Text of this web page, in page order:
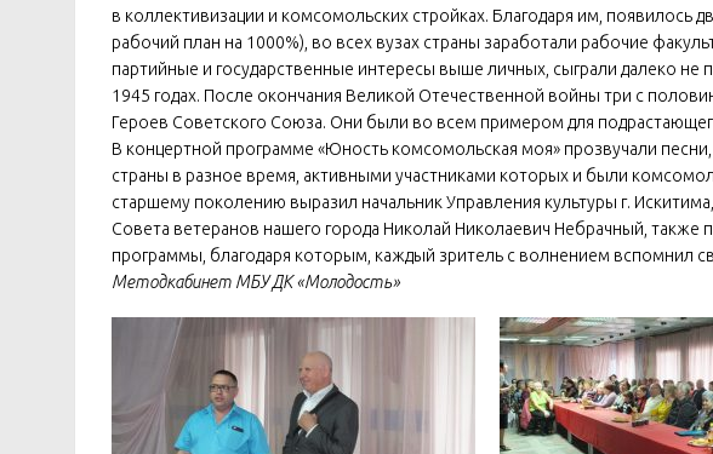
в коллективизации и комсомольских стройках. Благодаря им, появилось
рабочий план на 1000%), во всех вузах страны заработали рабочие
партийные и государственные интересы выше личных, сыграли далеко
1945 годах. После окончания Великой Отечественной войны три с
Героев Советского Союза. Они были во всем примером для
В концертной программе «Юность комсомольская моя» прозвучали
страны в разное время, активными участниками которых и были
старшему поколению выразил начальник Управления культуры г.
Совета ветеранов нашего города Николай Николаевич Небрачный, также
программы, благодаря которым, каждый зритель с волнением вспомнил
Методкабинет МБУ ДК «Молодость»